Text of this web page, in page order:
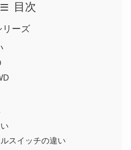
目次
リーズ
スイッチの違い